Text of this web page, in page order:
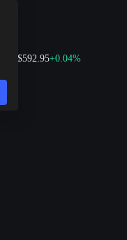
$592.95 +0.04%